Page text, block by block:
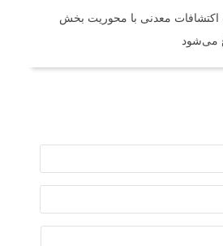
معدنی با محوریت بخش
می‌شود